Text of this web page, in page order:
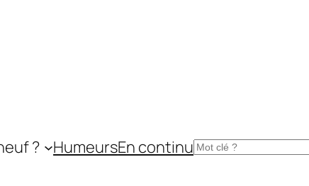
? HumeursEn continuRechercher